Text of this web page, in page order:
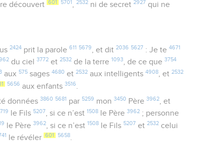
découvert 601 5701 ,2532 ni de secret2927 qui ne
2424prit la parole 611 5679 , et dit 2036 5627 : Je te 4671
du ciel3772 et2532 de la terre 1093, de ce que3754
aux 575 sages4680 et2532 aux intelligents4908, et2532
5656 aux enfants3516
données 3860 5681 par 5259 mon 3450 Père 3962, et
le Fils 5207, si ce n’est 1508 le Père3962 ; personne
le Père3962 , si ce n’est 1508 le Fils 5207 et2532 celui
le révéler 601 5658.